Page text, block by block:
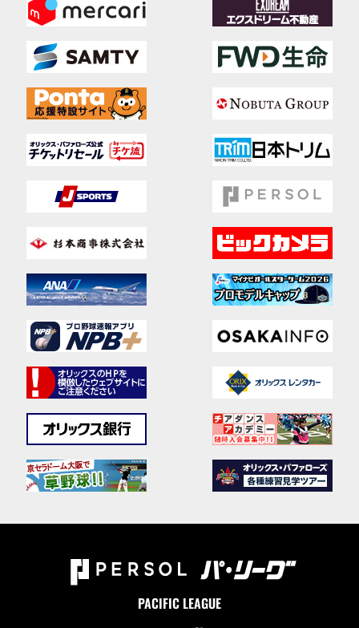
PACIFIC LEAGUE